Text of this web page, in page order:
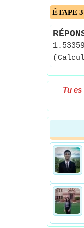
ÉTAPE
Tu es